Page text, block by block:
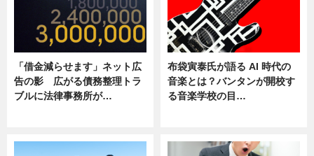
「借金減らせます」ネット広
告の影 広がる債務整理トラ
ブルに法律事務所が…
布袋寅泰氏が語る AI 時代の
音楽とは？バンタンが開校す
る音楽学校の目…